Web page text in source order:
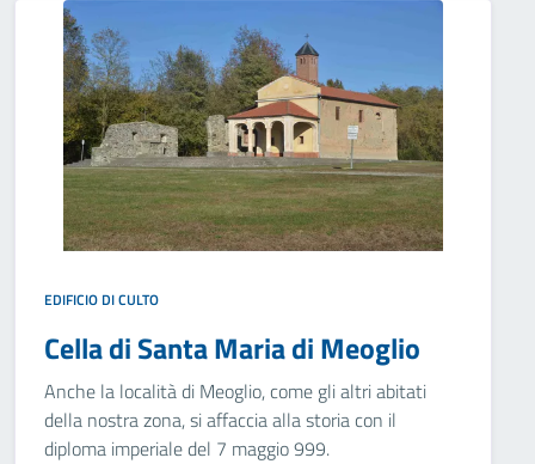
EDIFICIO DI CULTO
Cella di Santa Maria di Meoglio
Anche la località di Meoglio, come gli altri abitati
della nostra zona, si affaccia alla storia con il
diploma imperiale del 7 maggio 999.